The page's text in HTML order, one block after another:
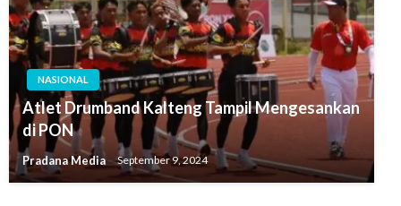
NASIONAL
Atlet Drumband Kalteng Tampil Mengesankan
di PON
Pradana Media September 9, 2024